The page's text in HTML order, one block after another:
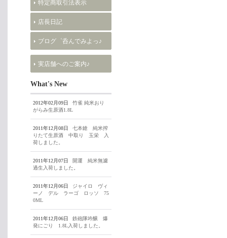
特定商取引法表示
店長日記
ブログ゜呑んでみよっ♪
実店舗へのご案内♪
What's New
2012年02月09日
竹雀 純米おり
がらみ生原酒1.8L
2011年12月08日
七本鎗 純米搾
りたて生原酒 中取り 玉栄 入
荷しました。
2011年12月07日
開運 純米無濾
過生入荷しました。
2011年12月06日
ジャイロ ヴィ
ーノ デル ラーゴ ロッソ 75
0ML
2011年12月06日
鉄砲隊吟醸 爆
発にごり 1.8L入荷しました。